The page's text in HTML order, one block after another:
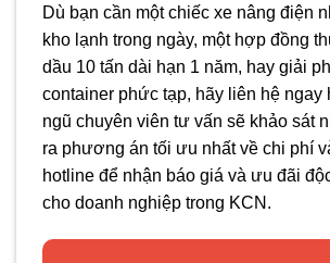
Dù bạn cần một chiếc xe nâng điện
kho lạnh trong ngày, một hợp đồng
dầu 10 tấn dài hạn 1 năm, hay giải
container phức tạp, hãy liên hệ ngay
ngũ chuyên viên tư vấn sẽ khảo sát
ra phương án tối ưu nhất về chi phí
hotline để nhận báo giá và ưu đãi
cho doanh nghiệp trong KCN.